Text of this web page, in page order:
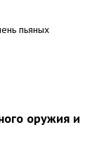
пьяных
оружия и